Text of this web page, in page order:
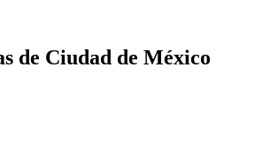
de Ciudad de México